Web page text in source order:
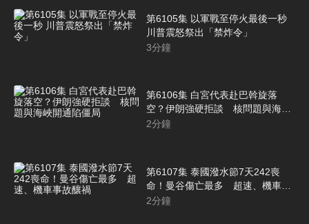
第6105集 以軍戰至停火最後一秒
川普震怒祭出「禁炸令」
3分鐘
第6106集 白宮代表赴巴斡旋落
空？伊朗強硬拒談 核問題與海峽
開通陷僵局
2分鐘
第6107集 泰國潑水節7天242喪
命！曼谷傷亡最多 超速、機車事
故釀禍
2分鐘